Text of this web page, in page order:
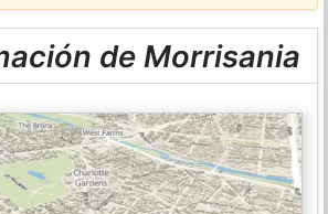
de Morrisania